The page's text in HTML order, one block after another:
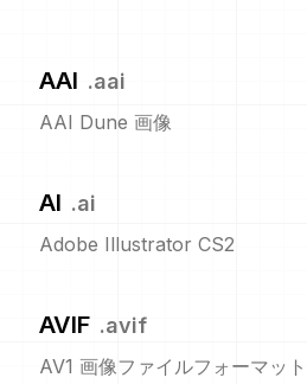
AAI .aai
AAI Dune 画像
AI .ai
Adobe Illustrator CS2
AVIF .avif
AV1 画像ファイルフォーマット